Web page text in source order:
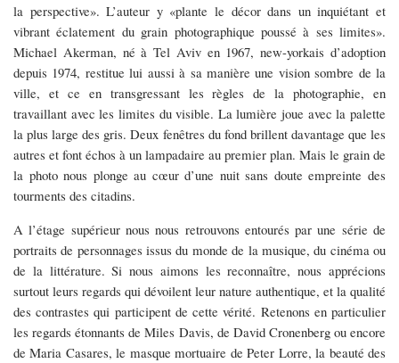
la perspective». L’auteur y «plante le décor dans un inquiétant et
vibrant éclatement du grain photographique poussé à ses limites».
Michael Akerman, né à Tel Aviv en 1967, new-yorkais d’adoption
depuis 1974, restitue lui aussi à sa manière une vision sombre de la
ville, et ce en transgressant les règles de la photographie, en
travaillant avec les limites du visible. La lumière joue avec la palette
la plus large des gris. Deux fenêtres du fond brillent davantage que les
autres et font échos à un lampadaire au premier plan. Mais le grain de
la photo nous plonge au cœur d’une nuit sans doute empreinte des
tourments des citadins.
A l’étage supérieur nous nous retrouvons entourés par une série de
portraits de personnages issus du monde de la musique, du cinéma ou
de la littérature. Si nous aimons les reconnaître, nous apprécions
surtout leurs regards qui dévoilent leur nature authentique, et la qualité
des contrastes qui participent de cette vérité. Retenons en particulier
les regards étonnants de Miles Davis, de David Cronenberg ou encore
de Maria Casares, le masque mortuaire de Peter Lorre, la beauté des